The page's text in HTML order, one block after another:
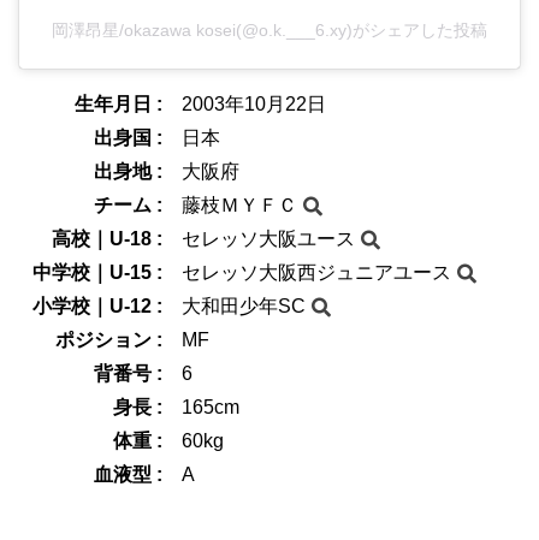
岡澤昂星/okazawa kosei(@o.k.___6.xy)がシェアした投稿
生年月日 :
2003年10月22日
出身国 :
日本
出身地 :
大阪府
チーム :
藤枝ＭＹＦＣ
高校｜U-18 :
セレッソ大阪ユース
中学校｜U-15 :
セレッソ大阪西ジュニアユース
小学校｜U-12 :
大和田少年SC
ポジション :
MF
背番号 :
6
身長 :
165cm
体重 :
60kg
血液型 :
A